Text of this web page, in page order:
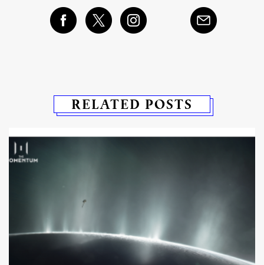
RELATED POSTS